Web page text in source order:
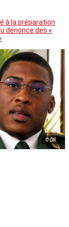
à la préparation
dénonce des «
© DR